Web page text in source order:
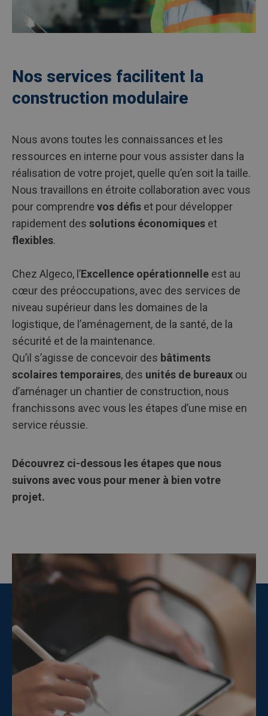
Nos services facilitent la
construction modulaire
Nous avons toutes les connaissances et les
ressources en interne pour vous assister dans la
réalisation de votre projet, quelle qu’en soit la taille.
Nous travaillons en étroite collaboration avec vous
pour comprendre vos défis et pour développer
rapidement des solutions économiques et
flexibles.
Chez Algeco, l’Excellence opérationnelle est au
cœur des préoccupations, avec des services de
niveau supérieur dans les domaines de la
logistique, de l’aménagement, de la santé, de la
sécurité et de la maintenance.
Qu’il s’agisse de concevoir des bâtiments
scolaires temporaires, des unités de bureaux ou
d’aménager un chantier de construction, nous
franchissons avec vous les étapes d’une mise en
service réussie.
Découvrez ci-dessous les étapes que nous
suivons avec vous pour mener à bien votre
projet.